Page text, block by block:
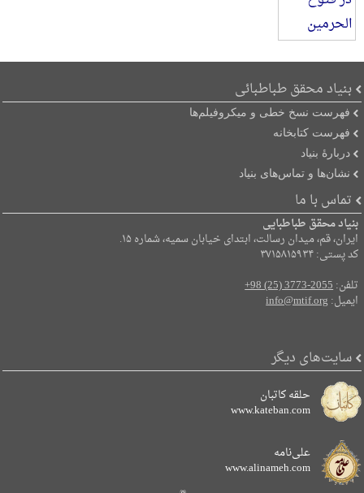
بنیاد محقق طباطبائی
فهرست نسخ خطی و میکروفیلم‌ها
فهرست کتابخانه
دربارۀ بنیاد
نشان‌ها و تماس‌های بنیاد
تماس با ما
بنیاد محقق طباطبایی
ایران، قم، میدان رسالت، ابتدای خیابان سمیه، شماره ۱۵.
کد پستی: ۳۷۱۵۸۱۵۹۳۴
تلفن:+98 (25) 3773-2055
ایمیل:info@mtif.org
سایت‌های دیگر
حلقه کاتبان
www.kateban.com
علی‌نامه
www.alinameh.com